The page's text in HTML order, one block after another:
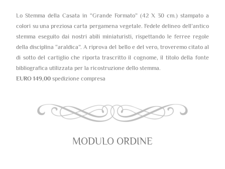
Lo Stemma della Casata in “Grande Formato” (42 X 30 cm.) stampato a
colori su una preziosa carta pergamena vegetale. Fedele delineo dell’antico
stemma eseguito dai nostri abili miniaturisti, rispettando le ferree regole
della disciplina “araldica”. A riprova del bello e del vero, troveremo citato al
di sotto del cartiglio che riporta trascritto il cognome, il titolo della fonte
bibliografica utilizzata per la ricostruzione dello stemma.
EURO 149,00 spedizione compresa
MODULO ORDINE